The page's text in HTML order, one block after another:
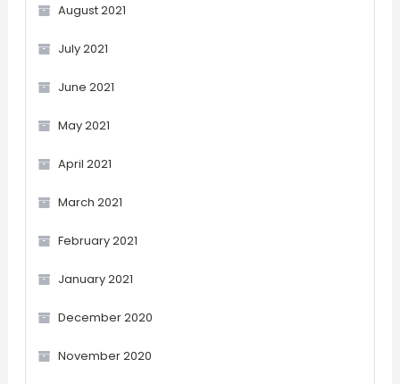
August 2021
July 2021
June 2021
May 2021
April 2021
March 2021
February 2021
January 2021
December 2020
November 2020